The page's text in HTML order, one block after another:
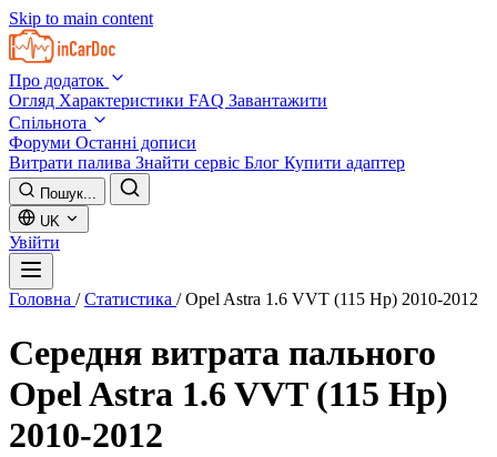
Skip to main content
Про додаток
Огляд Характеристики FAQ Завантажити
Спільнота
Форуми Останні дописи
Витрати палива Знайти сервіс Блог Купити адаптер
Пошук...
UK
Увійти
Головна / Статистика / Opel Astra 1.6 VVT (115 Hp) 2010-2012
Середня витрата пального
Opel Astra 1.6 VVT (115 Hp)
2010-2012